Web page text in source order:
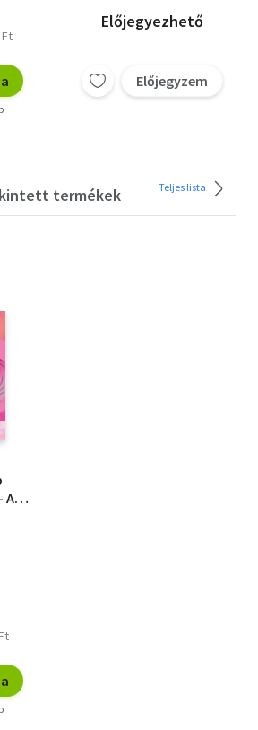
Előjegyezhető
Előjegyzem
termékek Teljes lista
A